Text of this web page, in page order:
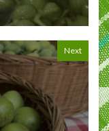
Next